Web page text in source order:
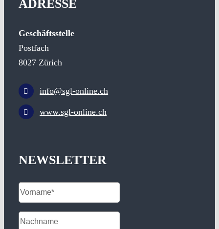
ADRESSE
Geschäftsstelle
Postfach
8027 Zürich
info@sgl-online.ch
www.sgl-online.ch
NEWSLETTER